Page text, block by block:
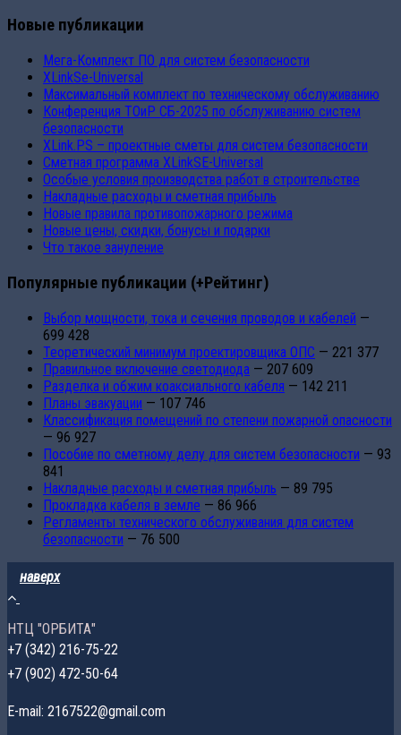
Новые публикации
Мега-Комплект ПО для систем безопасности
XLinkSe-Universal
Максимальный комплект по техническому обслуживанию
Конференция ТОиР СБ-2025 по обслуживанию систем
безопасности
XLink.PS – проектные сметы для систем безопасности
Сметная программа XLinkSE-Universal
Особые условия производства работ в строительстве
Накладные расходы и сметная прибыль
Новые правила противопожарного режима
Новые цены, скидки, бонусы и подарки
Что такое зануление
Популярные публикации (+Рейтинг)
Выбор мощности, тока и сечения проводов и кабелей —
699 428
Теоретический минимум проектировщика ОПС — 221 377
Правильное включение светодиода — 207 609
Разделка и обжим коаксиального кабеля — 142 211
Планы эвакуации — 107 746
Классификация помещений по степени пожарной опасности
— 96 927
Пособие по сметному делу для систем безопасности — 93
841
Накладные расходы и сметная прибыль — 89 795
Прокладка кабеля в земле — 86 966
Регламенты технического обслуживания для систем
безопасности — 76 500
наверх
НТЦ "ОРБИТА"
+7 (342) 216-75-22
+7 (902) 472-50-64
E-mail: 2167522@gmail.com